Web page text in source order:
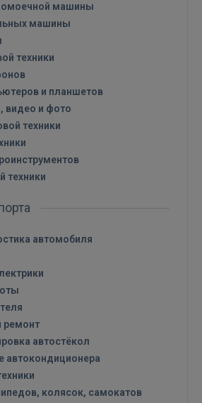
машины
машины
техники
и планшетов
видео и фото
техники
техники
автомобиля
ремонт
автостёкол
автокондиционера
колясок, самокатов